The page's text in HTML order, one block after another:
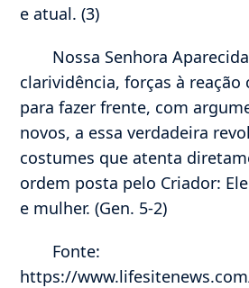
e atual. (3)
Nossa Senhora
clarividência, forças à reação
para fazer frente, com
novos, a essa verdadeira
costumes que atenta
ordem posta pelo Criador:
e mulher. (Gen. 5-2)
Fonte:
https://